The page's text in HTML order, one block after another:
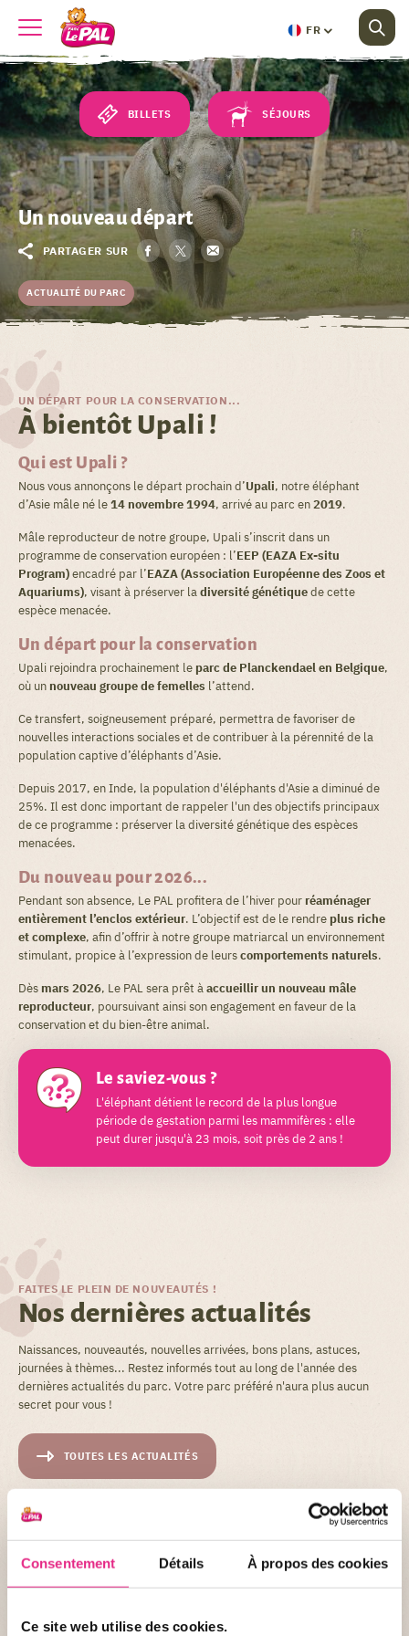
Consentement Détails À propos des cookies
Ce site web utilise des cookies.
FR
BILLETS SÉJOURS
Un nouveau départ
PARTAGER SUR
ACTUALITÉ DU PARC
UN DÉPART POUR LA CONSERVATION...
À bientôt Upali !
Qui est Upali ?
Nous vous annonçons le départ prochain d’Upali, notre éléphant
d’Asie mâle né le14 novembre 1994, arrivé au parc en2019.
Mâle reproducteur de notre groupe, Upali s’inscrit dans un
programme de conservation européen : l’EEP (EAZA Ex-situ
Program)encadré par l’EAZA (Association Européenne des Zoos et
Aquariums), visant à préserver ladiversité génétiquede cette
espèce menacée.
Un départ pour la conservation
Upali rejoindra prochainement le parc de Planckendael en Belgique,
où un nouveau groupe de femelles l’attend.
Ce transfert, soigneusement préparé, permettra de favoriser de
nouvelles interactions sociales et de contribuer à la pérennité de la
population captive d’éléphants d’Asie.
Depuis 2017, en Inde, la population d'éléphants d'Asie a diminué de
25%. Il est donc important de rappeler l'un des objectifs principaux
de ce programme : préserver la diversité génétique des espèces
menacées.
Du nouveau pour 2026...
Pendant son absence, Le PAL profitera de l’hiver pour réaménager
entièrement l’enclos extérieur. L’objectif est de le rendre plus riche
et complexe, afin d’offrir à notre groupe matriarcal un environnement
stimulant, propice à l’expression de leurscomportements naturels.
Dèsmars 2026, Le PAL sera prêt àaccueillir un nouveau mâle
reproducteur, poursuivant ainsi son engagement en faveur de la
conservation et du bien-être animal.
Le saviez-vous ?
L'éléphant détient le record de la plus longue
période de gestation parmi les mammifères : elle
peut durer jusqu'à 23 mois, soit près de 2 ans !
FAITES LE PLEIN DE NOUVEAUTÉS !
Nos dernières actualités
Naissances, nouveautés, nouvelles arrivées, bons plans, astuces,
journées à thèmes... Restez informés tout au long de l'année des
dernières actualités du parc. Votre parc préféré n'aura plus aucun
secret pour vous !
TOUTES LES ACTUALITÉS